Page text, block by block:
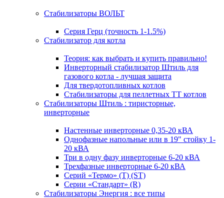
Стабилизаторы ВОЛЬТ
Серия Герц (точность 1-1.5%)
Стабилизатор для котла
Теория: как выбрать и купить правильно!
Инверторный стабилизатор Штиль для
газового котла - лучшая защита
Для твердотопливных котлов
Стабилизаторы для пеллетных ТТ котлов
Стабилизаторы Штиль : тиристорные,
инверторные
Настенные инверторные 0,35-20 кВА
Однофазные напольные или в 19" стойку 1-
20 кВА
Три в одну фазу инверторные 6-20 кВА
Трехфазные инверторные 6-20 кВА
Серий «Термо» (T) (ST)
Серии «Стандарт» (R)
Стабилизаторы Энергия : все типы